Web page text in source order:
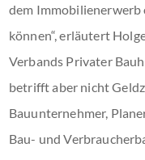
dem Immobilienerwerb
können“, erläutert
Verbands Privater
betrifft aber nicht
Bauunternehmer,
Bau- und